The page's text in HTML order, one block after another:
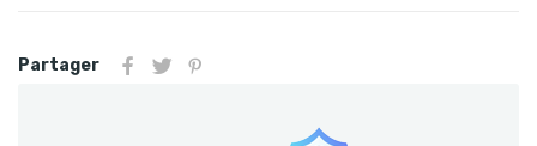
Partager